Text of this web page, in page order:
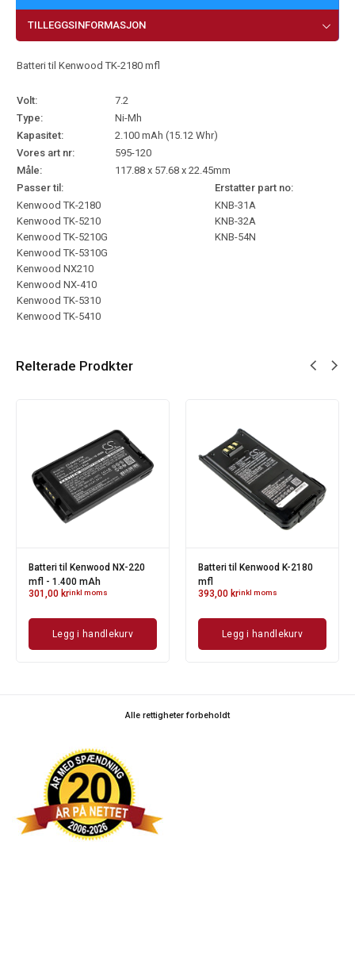
TILLEGGSINFORMASJON
Batteri til Kenwood TK-2180 mfl
Volt:
7.2
Type:
Ni-Mh
Kapasitet:
2.100 mAh (15.12 Whr)
Vores art nr:
595-120
Måle:
117.88 x 57.68 x 22.45mm
Passer til:
Erstatter part no:
Kenwood TK-2180
Kenwood TK-5210
Kenwood TK-5210G
Kenwood TK-5310G
Kenwood NX210
Kenwood NX-410
Kenwood TK-5310
Kenwood TK-5410
KNB-31A
KNB-32A
KNB-54N
Relterade Prodkter
Batteri til Kenwood NX-220
mfl - 1.400 mAh
301,00 krinkl moms
Legg i handlekurv
Batteri til Kenwood K-2180
mfl
393,00 krinkl moms
Legg i handlekurv
Alle rettigheter forbeholdt